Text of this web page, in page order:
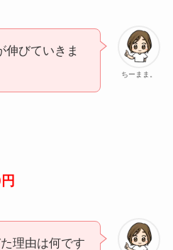
ちーまま。
伸びていきま
理由は何です